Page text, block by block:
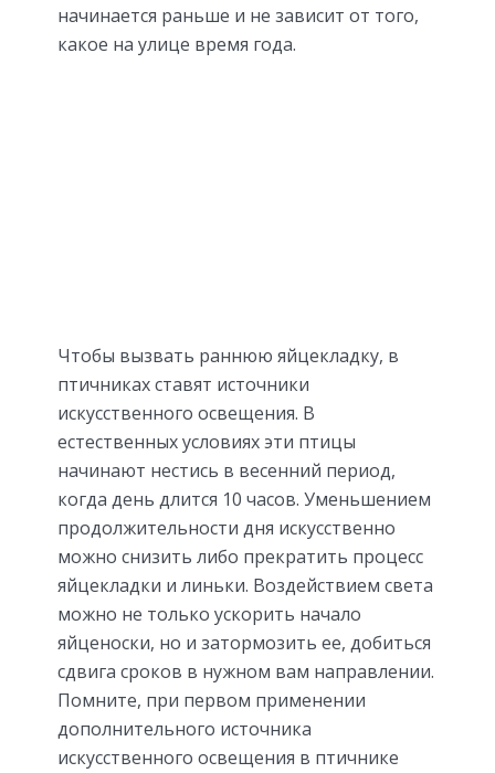
начинается раньше и не зависит от того,
какое на улице время года.
Чтобы вызвать раннюю яйцекладку, в
птичниках ставят источники
искусственного освещения. В
естественных условиях эти птицы
начинают нестись в весенний период,
когда день длится 10 часов. Уменьшением
продолжительности дня искусственно
можно снизить либо прекратить процесс
яйцекладки и линьки. Воздействием света
можно не только ускорить начало
яйценоски, но и затормозить ее, добиться
сдвига сроков в нужном вам направлении.
Помните, при первом применении
дополнительного источника
искусственного освещения в птичнике